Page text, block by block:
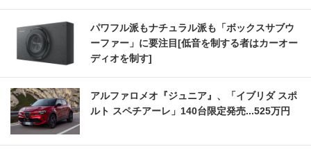
パワフル派もナチュラル派も「ボックスサブウ
ーファー」に要注目[低音を制する者はカーオー
ディオを制す]
アルファロメオ『ジュニア』、「イブリダ スポ
ルト スペチアーレ」140台限定発売...525万円